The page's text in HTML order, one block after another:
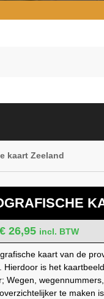
kaart Zeeland
€ 26,95 incl. BTW
kaart van de
Hierdoor is het
Wegen,
te maken